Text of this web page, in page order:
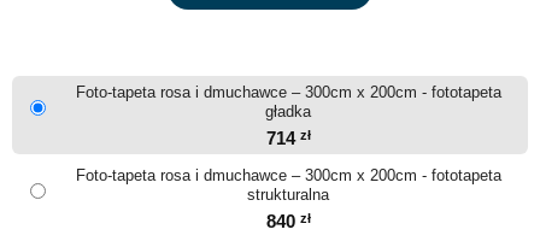
Foto-tapeta rosa i dmuchawce – 300cm x 200cm - fototapeta
gładka
714 zł
Foto-tapeta rosa i dmuchawce – 300cm x 200cm - fototapeta
strukturalna
840 zł